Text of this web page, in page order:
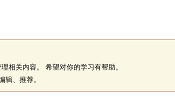
相关内容。 希望对你的学习有帮助。
辑、推荐。